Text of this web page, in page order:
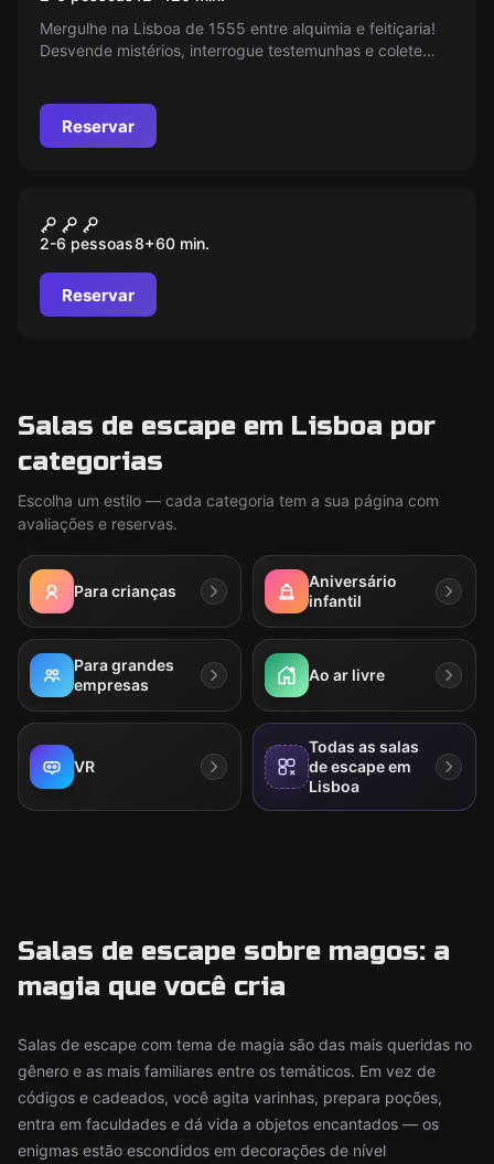
Mergulhe na Lisboa de 1555 entre alquimia e feitiçaria!
Desvende mistérios, interrogue testemunhas e colete
Serás o alquimista da história da cidade?
Reservar
A Curious Tea Party
2-6 pessoas8+60 min.
Reservar
Salas de escape em Lisboa por
categorias
Escolha um estilo — cada categoria tem a sua página com
avaliações e reservas.
Para crianças
Aniversário
infantil
Para grandes
empresas
Ao ar livre
VR
Todas as salas
de escape em
Lisboa
Salas de escape sobre magos: a
magia que você cria
Salas de escape com tema de magia são das mais queridas no
gênero e as mais familiares entre os temáticos. Em vez de
códigos e cadeados, você agita varinhas, prepara poções,
entra em faculdades e dá vida a objetos encantados — os
enigmas estão escondidos em decorações de nível